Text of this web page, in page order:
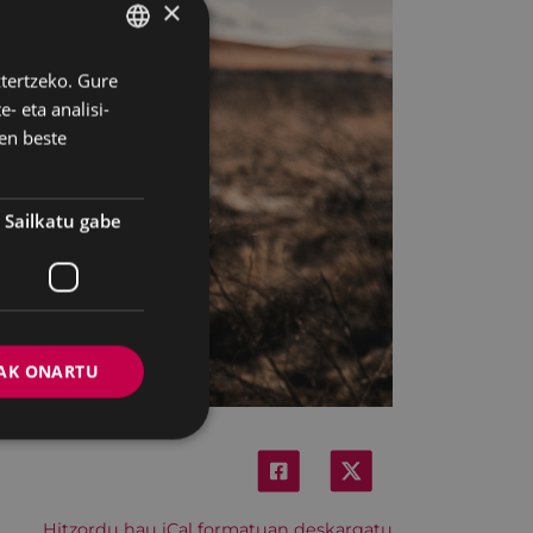
BASQUE
SPANISH
×
Gure
eta analisi-
beste
Sailkatu gabe
ONARTU